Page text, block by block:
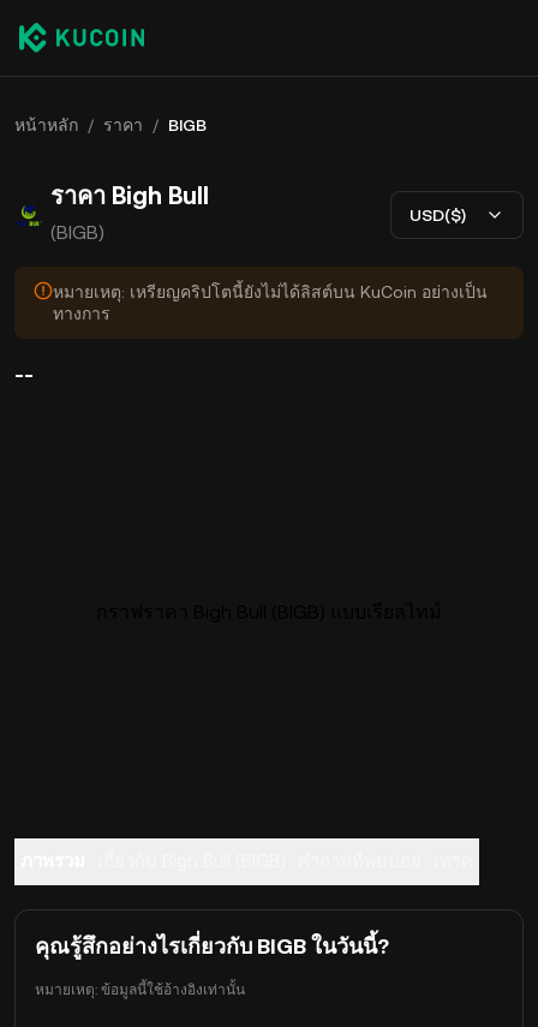
หน้าหลัก / ราคา / BIGB
ราคา Bigh Bull
(BIGB)
USD($)
หมายเหตุ: เหรียญคริปโตนี้ยังไม่ได้ลิสต์บน KuCoin อย่างเป็น
ทางการ
--
คุณรู้สึกอย่างไรเกี่ยวกับ BIGB ในวันนี้?
หมายเหตุ: ข้อมูลนี้ใช้อ้างอิงเท่านั้น